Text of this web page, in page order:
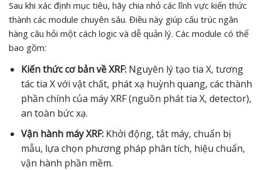
Sau khi xác định mục tiêu, hãy chia nhỏ các lĩnh vực kiến thức
thành các module chuyên sâu. Điều này giúp cấu trúc ngân
hàng câu hỏi một cách logic và dễ quản lý. Các module có thể
bao gồm:
Kiến thức cơ bản về XRF:Nguyên lý tạo tia X, tương
tác tia X với vật chất, phát xạ huỳnh quang, các thành
phần chính của máy XRF (nguồn phát tia X, detector),
an toàn bức xạ.
Vận hành máy XRF:Khởi động, tắt máy, chuẩn bị
mẫu, lựa chọn phương pháp phân tích, hiệu chuẩn,
vận hành phần mềm.